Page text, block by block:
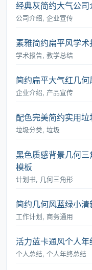
经典灰简约大气公
公司介绍, 企业宣传
素雅简约扁平风学
学术报告, 教学总结
简约扁平大气红几
企业介绍, 产品宣传
配色完美简约实用
垃圾分类, 垃圾
黑色质感背景几何
模板
计划书, 几何三角形
简约几何风蓝绿小
工作计划, 商务通用
活力蓝卡通风个人
个人总结, 个人年终总结